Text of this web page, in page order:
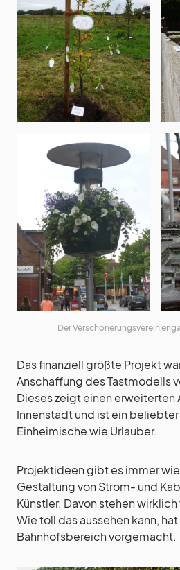
Der Verschönerungsverein
Das finanziell größte Projekt
Anschaffung des Tastmodells
Dieses zeigt einen erweiterten
Innenstadt und ist ein
Einheimische wie Urlauber.
Projektideen gibt es immer
Gestaltung von Strom- und
Künstler. Davon stehen
Wie toll das aussehen kann,
Bahnhofsbereich vorgemacht.